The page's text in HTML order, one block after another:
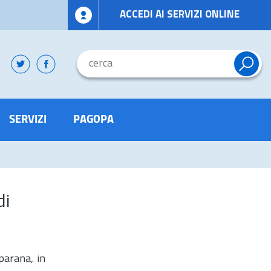
ACCEDI AI SERVIZI ONLINE
SERVIZI PAGOPA
in